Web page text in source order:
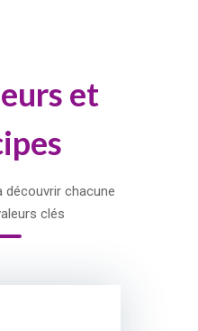
et
découvrir chacune
clés